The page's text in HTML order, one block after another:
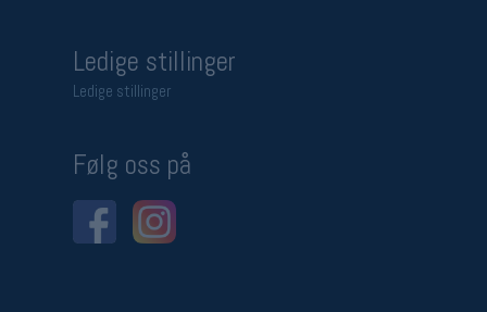
Ledige stillinger
Ledige stillinger
Følg oss på